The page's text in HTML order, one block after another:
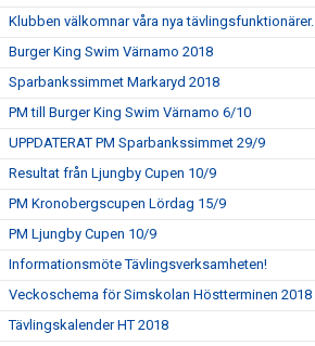
Klubben välkomnar våra nya tävlingsfunktionärer.
Burger King Swim Värnamo 2018
Sparbankssimmet Markaryd 2018
PM till Burger King Swim Värnamo 6/10
UPPDATERAT PM Sparbankssimmet 29/9
Resultat från Ljungby Cupen 10/9
PM Kronobergscupen Lördag 15/9
PM Ljungby Cupen 10/9
Informationsmöte Tävlingsverksamheten!
Veckoschema för Simskolan Höstterminen 2018
Tävlingskalender HT 2018